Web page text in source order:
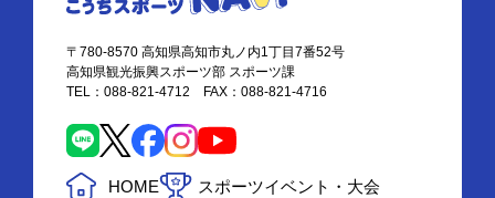
〒780-8570 高知県高知市丸ノ内1丁目7番52号
高知県観光振興スポーツ部 スポーツ課
TEL：088-821-4712 FAX：088-821-4716
HOME スポーツイベント・大会